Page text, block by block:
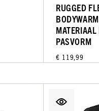
RUGGED
PASVORM
€ 119,99